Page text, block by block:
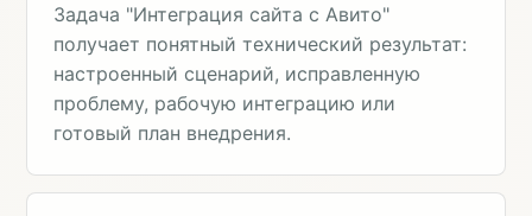
Задача "Интеграция сайта с Авито"
получает понятный технический результат:
настроенный сценарий, исправленную
проблему, рабочую интеграцию или
готовый план внедрения.